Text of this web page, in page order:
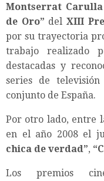
Montserrat Carulla
de Oro” delXIII
por su trayectoria
trabajo realizado
destacadas y
series de
conjunto de España.
Por otro lado, entre
en el año 2008 el
chica de verdad”,
Los premios